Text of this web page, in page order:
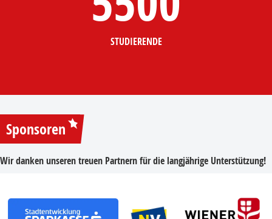
STUDIERENDE
Sponsoren
Wir danken unseren treuen Partnern für die langjährige Unterstützung!